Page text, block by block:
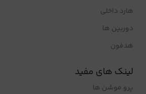
هارد داخلی
دوربین ها
هدفون
لینک های مفید
پرو موشن ها